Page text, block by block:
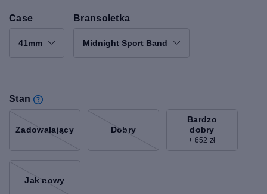
Case
41mm
Bransoletka
Midnight Sport Band
Stan
Zadowalający Dobry
Bardzo
dobry
+ 652 zł
Jak nowy